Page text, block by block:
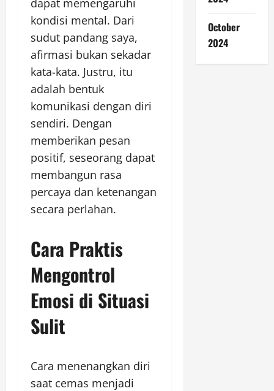
dapat memengaruhi
kondisi mental. Dari
sudut pandang saya,
afirmasi bukan sekadar
kata-kata. Justru, itu
adalah bentuk
komunikasi dengan diri
sendiri. Dengan
memberikan pesan
positif, seseorang dapat
membangun rasa
percaya dan ketenangan
secara perlahan.
Cara Praktis
Mengontrol
Emosi di Situasi
Sulit
Cara menenangkan diri
saat cemas menjadi
October
2024